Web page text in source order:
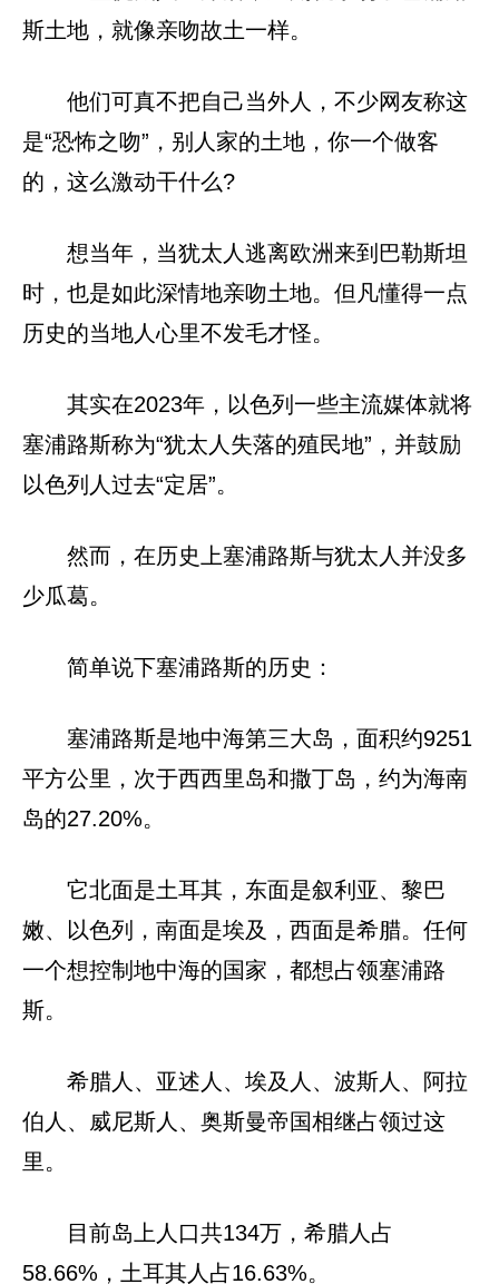
斯土地，就像亲吻故土一样。
他们可真不把自己当外人，不少网友称这
是“恐怖之吻”，别人家的土地，你一个做客
的，这么激动干什么?
想当年，当犹太人逃离欧洲来到巴勒斯坦
时，也是如此深情地亲吻土地。但凡懂得一点
历史的当地人心里不发毛才怪。
其实在2023年，以色列一些主流媒体就将
塞浦路斯称为“犹太人失落的殖民地”，并鼓励
以色列人过去“定居”。
然而，在历史上塞浦路斯与犹太人并没多
少瓜葛。
简单说下塞浦路斯的历史：
塞浦路斯是地中海第三大岛，面积约9251
平方公里，次于西西里岛和撒丁岛，约为海南
岛的27.20%。
它北面是土耳其，东面是叙利亚、黎巴
嫩、以色列，南面是埃及，西面是希腊。任何
一个想控制地中海的国家，都想占领塞浦路
斯。
希腊人、亚述人、埃及人、波斯人、阿拉
伯人、威尼斯人、奥斯曼帝国相继占领过这
里。
目前岛上人口共134万，希腊人占
58.66%，土耳其人占16.63%。